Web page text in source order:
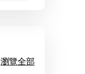
瀏覽全部